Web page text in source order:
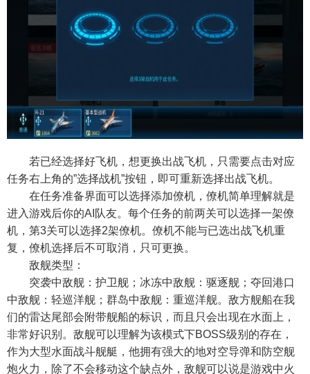
若已经选择好飞机，想更换出战飞机，只需要点击对应
任务右上角的”选择战机”按钮，即可重新选择出战飞机。
在任务准备界面可以选择添加僚机，僚机简单理解就是
进入游戏后你的AI队友。每个任务的前两关可以选择一架僚
机，第3关可以选择2架僚机。僚机不能与已选出战飞机重
复，僚机选择后不可取消，只可更换。
敌舰类型：
突袭中敌舰：护卫舰；冰冻中敌舰：驱逐舰；夺回港口
中敌舰：轻巡洋舰；群岛中敌舰：重巡洋舰。敌方舰船在我
们的雷达尾部会附带舰船的标识，而且只会出现在水面上，
非常好识别。敌舰可以理解为该模式下BOSS级别的存在，
作为大型水面战斗舰艇，他拥有强大的地对空导弹和防空舰
炮火力，除了不会移动这个缺点外，敌舰可以说是游戏中火